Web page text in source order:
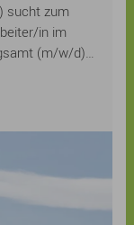
sucht zum
in im
(m/w/d)
und
ist
Außendienst)